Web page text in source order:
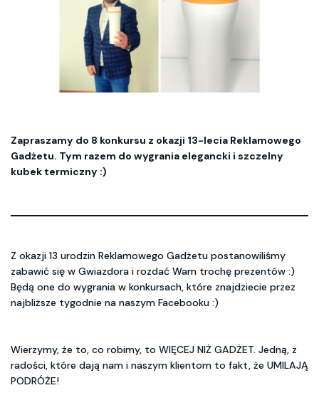
Zapraszamy do 8 konkursu z okazji 13-lecia Reklamowego
Gadżetu. Tym razem do wygrania elegancki i szczelny
kubek termiczny :)
Z okazji 13 urodzin Reklamowego Gadżetu postanowiliśmy
zabawić się w Gwiazdora i rozdać Wam trochę prezentów :)
Będą one do wygrania w konkursach, które znajdziecie przez
najbliższe tygodnie na naszym Facebooku :)
Wierzymy, że to, co robimy, to WIĘCEJ NIŻ GADŻET. Jedną, z
radości, które dają nam i naszym klientom to fakt, że UMILAJĄ
PODRÓŻE!